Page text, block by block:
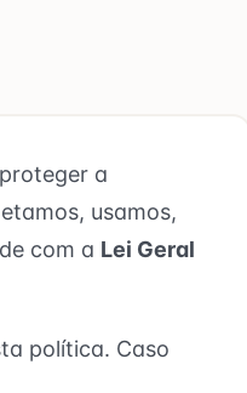
a
usamos,
com a Lei Geral
política. Caso